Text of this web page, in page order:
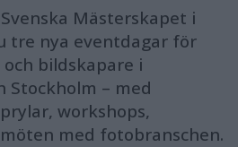
Mästerskapet i
tre nya eventdagar för
bildskapare i
Stockholm – med
workshops,
med fotobranschen.